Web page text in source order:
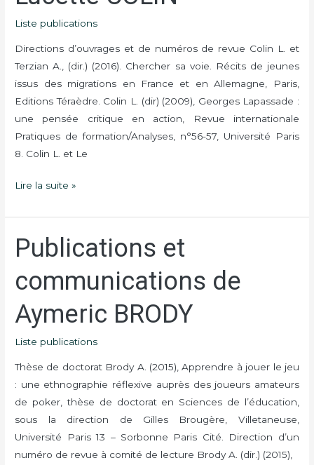
Liste publications
Directions d’ouvrages et de numéros de revue Colin L. et
Terzian A., (dir.) (2016). Chercher sa voie. Récits de jeunes
issus des migrations en France et en Allemagne, Paris,
Editions Téraèdre. Colin L. (dir) (2009), Georges Lapassade :
une pensée critique en action, Revue internationale
Pratiques de formation/Analyses, n°56-57, Université Paris
8. Colin L. et Le
Lire la suite »
Publications et
communications de
Aymeric BRODY
Liste publications
Thèse de doctorat Brody A. (2015), Apprendre à jouer le jeu
: une ethnographie réflexive auprès des joueurs amateurs
de poker, thèse de doctorat en Sciences de l’éducation,
sous la direction de Gilles Brougère, Villetaneuse,
Université Paris 13 – Sorbonne Paris Cité. Direction d’un
numéro de revue à comité de lecture Brody A. (dir.) (2015),
Publications
et
communications
de
Aymeric
BRODY